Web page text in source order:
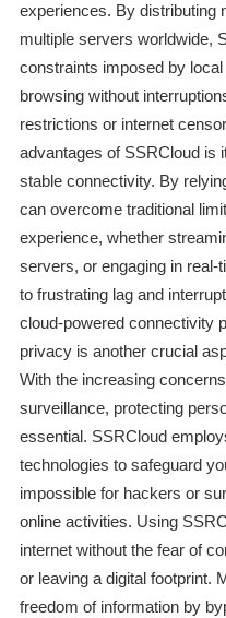
experiences. By distributing
multiple servers worldwide,
constraints imposed by
browsing without
restrictions or internet
advantages of SSRCloud is
stable connectivity. By
can overcome traditional
experience, whether
servers, or engaging in
to frustrating lag and
cloud-powered connectivity
privacy is another crucial
With the increasing
surveillance, protecting
essential. SSRCloud
technologies to safeguard
impossible for hackers or
online activities. Using
internet without the fear of
or leaving a digital footprint.
freedom of information by